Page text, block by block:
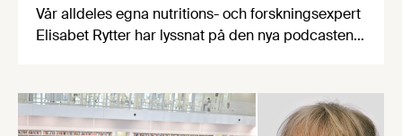
Vår alldeles egna nutritions- och forskningsexpert
Elisabet Rytter har lyssnat på den nya podcasten
fått höra. Därför är vi glada att för första gången
dela ut ett helt fång rytterska rosor.